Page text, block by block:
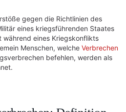
gegen die Richtlinien des
eines kriegsführenden Staates
während eines Kriegskonflikts
Menschen, welche Verbrechen
befehlen, werden als